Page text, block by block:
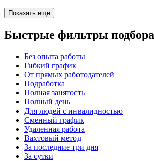
Показать ещё
Быстрые фильтры
Без опыта работы
Гибкий график
От прямых работодателей
Подработка
Полная занятость
Полный день
Для людей с инвалидностью
Сменный график
Удаленная работа
Вахтовый метод
За последние три дня
За сутки